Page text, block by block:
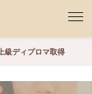
級ディプロマ取得